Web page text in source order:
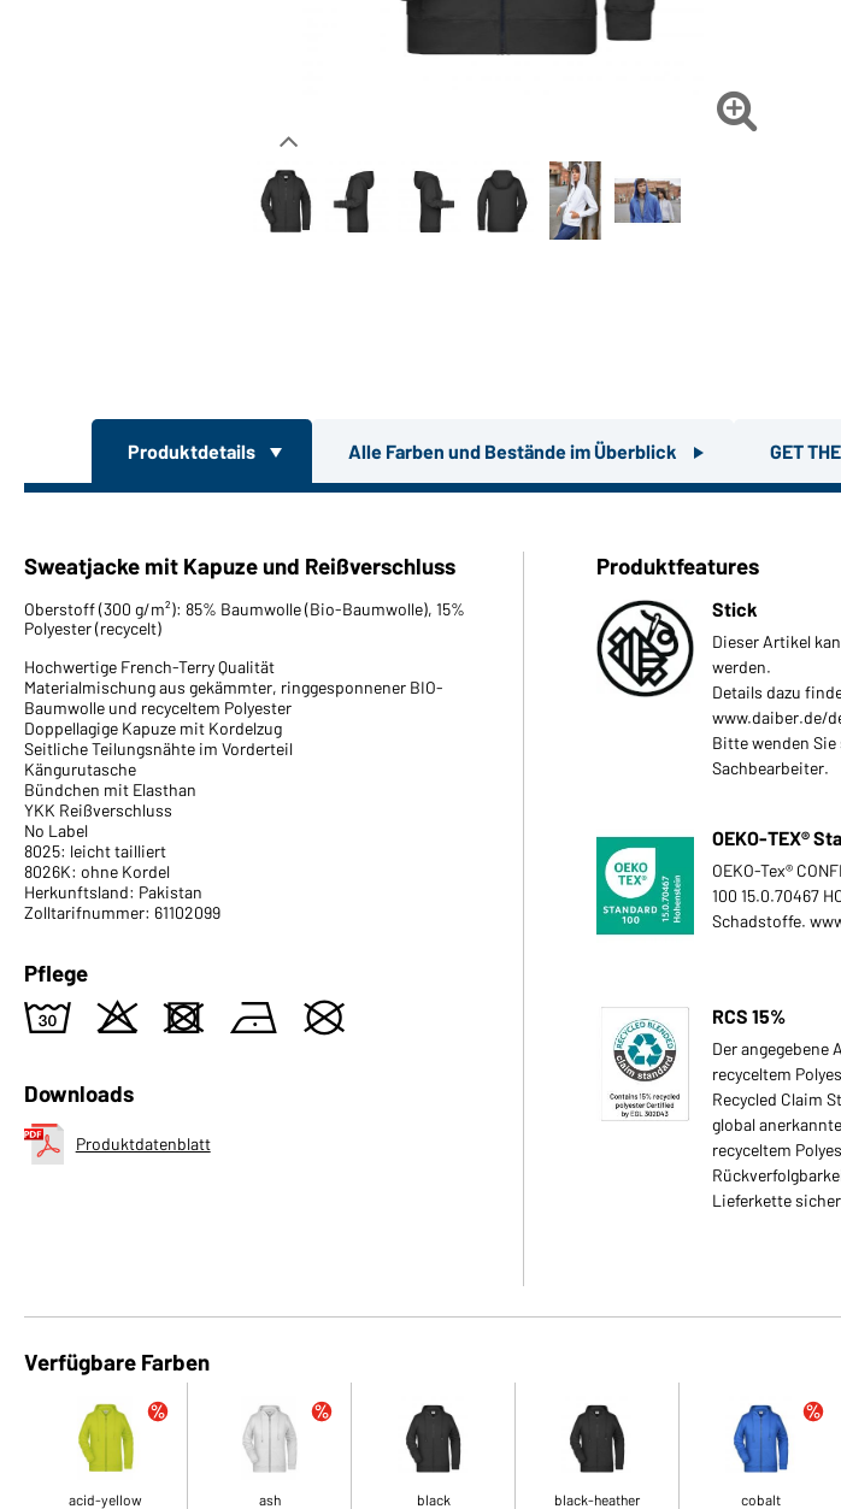

Produktdetails Alle Farben und Bestände im Überblick GET
Sweatjacke mit Kapuze und Reißverschluss
Oberstoff (300 g/m²): 85% Baumwolle (Bio-Baumwolle), 15%
Polyester (recycelt)
Hochwertige French-Terry Qualität
Materialmischung aus gekämmter, ringgesponnener BIO-
Baumwolle und recyceltem Polyester
Doppellagige Kapuze mit Kordelzug
Seitliche Teilungsnähte im Vorderteil
Kängurutasche
Bündchen mit Elasthan
YKK Reißverschluss
No Label
8025: leicht tailliert
8026K: ohne Kordel
Herkunftsland: Pakistan
Zolltarifnummer: 61102099
Pflege
w o d n U
Downloads
Produktdatenblatt
Produktfeatures
Stick
Dieser Artikel
werden.
Details dazu
www.daiber.de/
Bitte wenden
Sachbearbeiter.
OEKO-TEX®
OEKO-Tex®
100 15.0.70467
Schadstoffe.
RCS 15%
Der angegebene
recyceltem
Recycled Claim
global
recyceltem
Lieferkette
Verfügbare Farben
acid-yellow ash black black-heather cobalt